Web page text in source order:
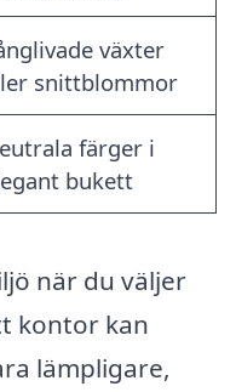
växter
snittblommor
färger i
bukett
när du väljer
kontor kan
lämpligare,